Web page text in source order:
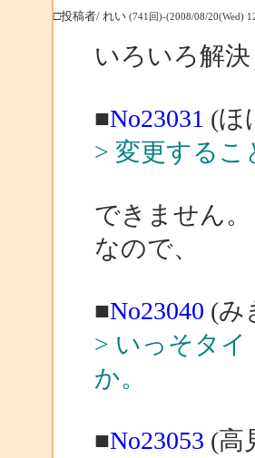
□投稿者/ れい (741回)-(2008/08/20(Wed)
いろいろ解
■No23031 (ほ
> 変更する
できません。
なので、
■No23040 (み
> いっそタ
か。
■No23053 (高